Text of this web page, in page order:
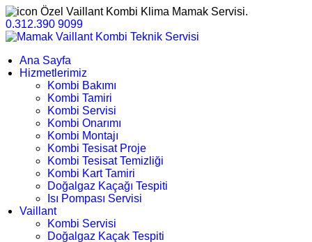
Özel Vaillant Kombi Klima Mamak Servisi.
0.312.390 9099
Ana Sayfa
Hizmetlerimiz
Kombi Bakımı
Kombi Tamiri
Kombi Servisi
Kombi Onarımı
Kombi Montajı
Kombi Tesisat Proje
Kombi Tesisat Temizliği
Kombi Kart Tamiri
Doğalgaz Kaçağı Tespiti
Isı Pompası Servisi
Vaillant
Kombi Servisi
Doğalgaz Kaçak Tespiti